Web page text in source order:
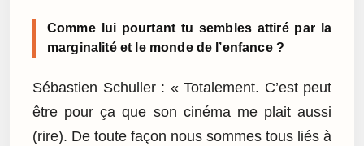
Comme lui pourtant tu sembles attiré par la
marginalité et le monde de l’enfance ?
Sébastien Schuller : « Totalement. C’est peut
être pour ça que son cinéma me plait aussi
(rire). De toute façon nous sommes tous liés à